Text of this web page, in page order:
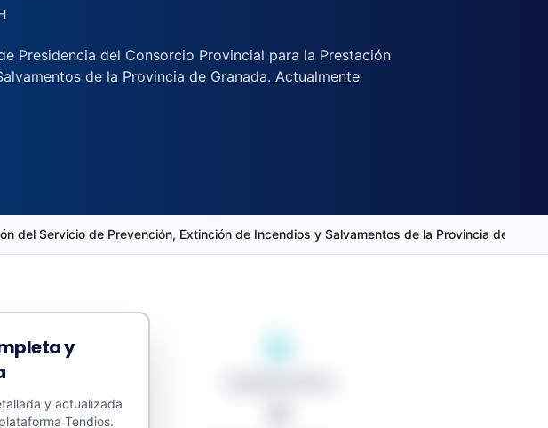
Presidencia del Consorcio Provincial para la Prestación
de la Provincia de Granada. Actualmente
del Servicio de Prevención, Extinción de Incendios y Salvamentos de la Provincia de
108.400 €
y
y actualizada
Tendios.